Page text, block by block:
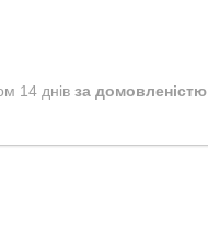
14 днів за домовленістю